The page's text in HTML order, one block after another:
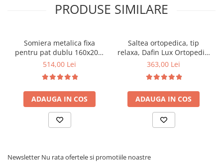
PRODUSE SIMILARE
Somiera metalica fixa
pentru pat dublu 160x200,
6 picioare, 32 lamele lemn
saltea ferm, negru
514,00 Lei
ADAUGA IN COS
Saltea ortopedica, tip
relaxa, Dafin Lux Ortopedic,
90x200x21cm, fermitate
tip Bonell, fata vara-iarna,
sistem de aerisire cu
butoni, Salt Confort
363,00 Lei
ADAUGA IN COS
Newsletter Nu rata ofertele si promotiile noastre